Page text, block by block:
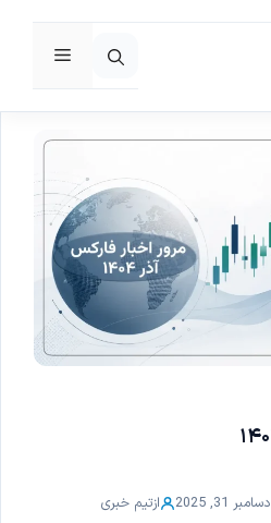
فهرست
دسامبر 31, 2025 ازتیم خبری